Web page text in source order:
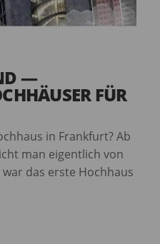
—
FÜR
in Frankfurt? Ab
man eigentlich von
das erste Hochhaus